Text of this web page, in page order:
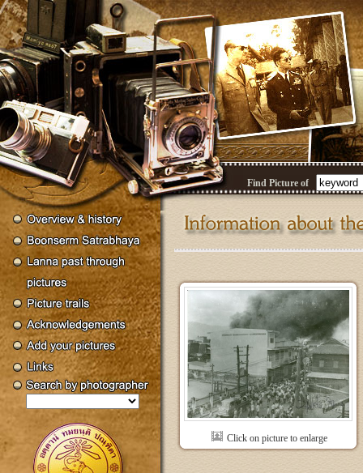
Find Picture of
Click on picture to enlarge